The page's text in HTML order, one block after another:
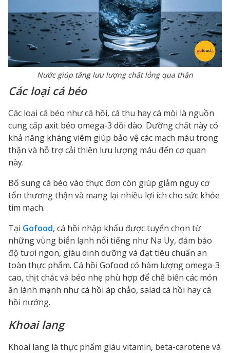
Nước giúp tăng lưu lượng chất lỏng qua thận
Các loại cá béo
Các loại cá béo như cá hồi, cá thu hay cá mòi là nguồn
cung cấp axit béo omega-3 dồi dào. Dưỡng chất này có
khả năng kháng viêm giúp bảo vệ các mạch máu trong
thận và hỗ trợ cải thiện lưu lượng máu đến cơ quan
này.
Bổ sung cá béo vào thực đơn còn giúp giảm nguy cơ
tổn thương thận và mang lại nhiều lợi ích cho sức khỏe
tim mạch.
Tại Gofood, cá hồi nhập khẩu được tuyển chọn từ
những vùng biển lạnh nổi tiếng như Na Uy, đảm bảo
độ tươi ngon, giàu dinh dưỡng và đạt tiêu chuẩn an
toàn thực phẩm. Cá hồi Gofood có hàm lượng omega-3
cao, thịt chắc và béo nhẹ phù hợp để chế biến các món
ăn lành mạnh như cá hồi áp chảo, salad cá hồi hay cá
hồi nướng.
Khoai lang
Khoai lang là thực phẩm giàu vitamin, beta-carotene và